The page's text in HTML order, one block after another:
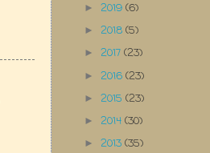
► 2019 (6)
► 2018 (5)
► 2017 (23)
► 2016 (23)
► 2015 (23)
► 2014 (30)
► 2013 (35)